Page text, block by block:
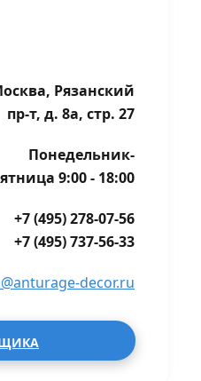
Рязанский
пр-т, д. 8а, стр. 27
Понедельник-
9:00 - 18:00
+7 (495) 278-07-56
+7 (495) 737-56-33
decor.ru